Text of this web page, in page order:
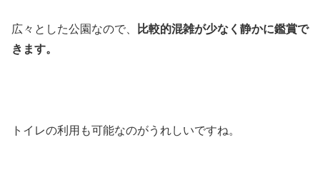
広々とした公園なので、
比較的混雑が少なく静かに鑑賞で
きます。
トイレの利用も可能なのがうれしいですね。